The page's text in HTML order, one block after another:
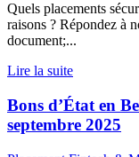
Quels placements
raisons ? Répondez à
document;...
Lire la suite
Bons d’État en
septembre 2025